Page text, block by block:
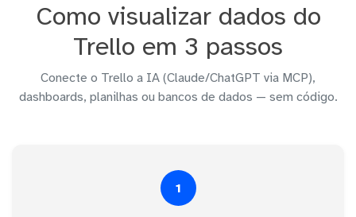
Como visualizar dados do
Trello em 3 passos
Conecte o Trello a IA (Claude/ChatGPT via MCP),
dashboards, planilhas ou bancos de dados — sem código.
1